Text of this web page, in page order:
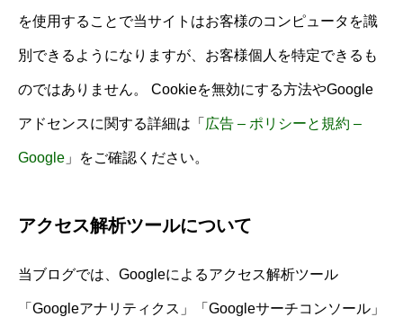
を使用することで当サイトはお客様のコンピュータを識
別できるようになりますが、お客様個人を特定できるも
のではありません。 Cookieを無効にする方法やGoogle
アドセンスに関する詳細は「 広告 – ポリシーと規約 –
Google 」をご確認ください。
アクセス解析ツールについて
当ブログでは、Googleによるアクセス解析ツール
「Googleアナリティクス」「Googleサーチコンソール」